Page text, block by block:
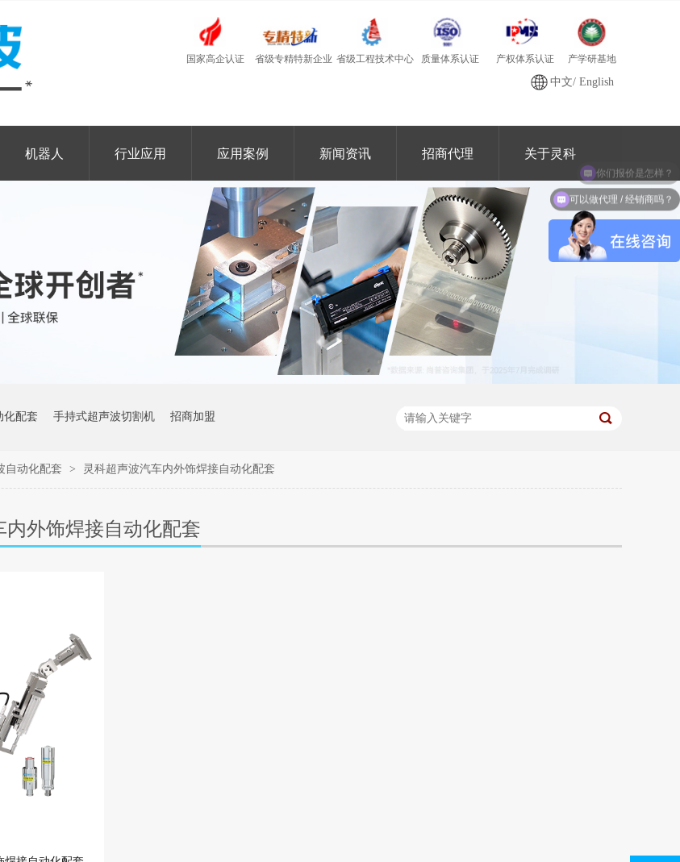
国家高企认证 省级专精特新企业 省级工程技术中心 质量体系认证 产权体系认证 产学研基地
中文/English
机器人 行业应用 应用案例 新闻资讯 招商代理 关于灵科
化配套 手持式超声波切割机 招商加盟
自动化配套 > 灵科超声波汽车内外饰焊接自动化配套
内外饰焊接自动化配套
可以做代理 / 经销商吗？